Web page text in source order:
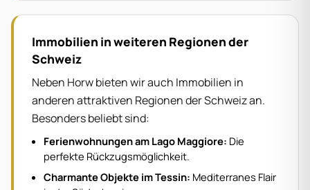
Immobilien in weiteren Regionen der
Schweiz
Neben Horw bieten wir auch Immobilien in
anderen attraktiven Regionen der Schweiz an.
Besonders beliebt sind:
Ferienwohnungen am Lago Maggiore: Die
perfekte Rückzugsmöglichkeit.
Charmante Objekte im Tessin: Mediterranes Flair